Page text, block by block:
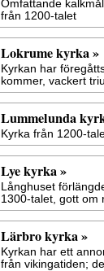
Omfattande
från 1200-talet
Lokrume kyrka »
Kyrkan har
kommer, vackert
Lummelunda
Kyrka från 1200-
Lye kyrka »
Långhuset
1300-talet, gott om
Lärbro kyrka »
Kyrkan har ett
från vikingatiden;